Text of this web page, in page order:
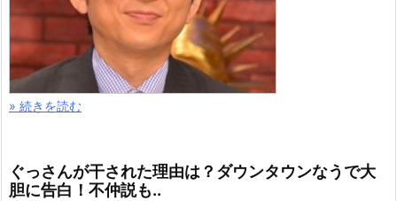
» 続きを読む
ぐっさんが干された理由は？ダウンタウンなうで大
胆に告白！不仲説も..